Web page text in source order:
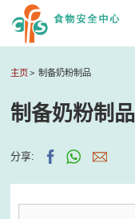
主页 制备奶粉制品
制备奶粉制品
分享: